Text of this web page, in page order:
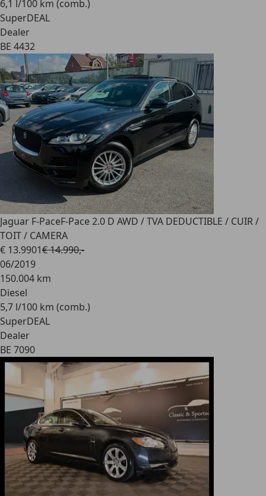
6,1 l/100 km (comb.)
SuperDEAL
Dealer
BE 4432
Jaguar F-PaceF-Pace 2.0 D AWD / TVA DEDUCTIBLE / CUIR /
TOIT / CAMERA
€ 13.9901€ 14.990,-
06/2019
150.004 km
Diesel
5,7 l/100 km (comb.)
SuperDEAL
Dealer
BE 7090